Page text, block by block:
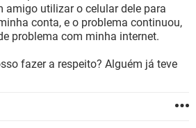
EXCEL
amigo utilizar o celular dele para
conta, e o problema continuou,
problema com minha internet.
fazer a respeito? Alguém já teve